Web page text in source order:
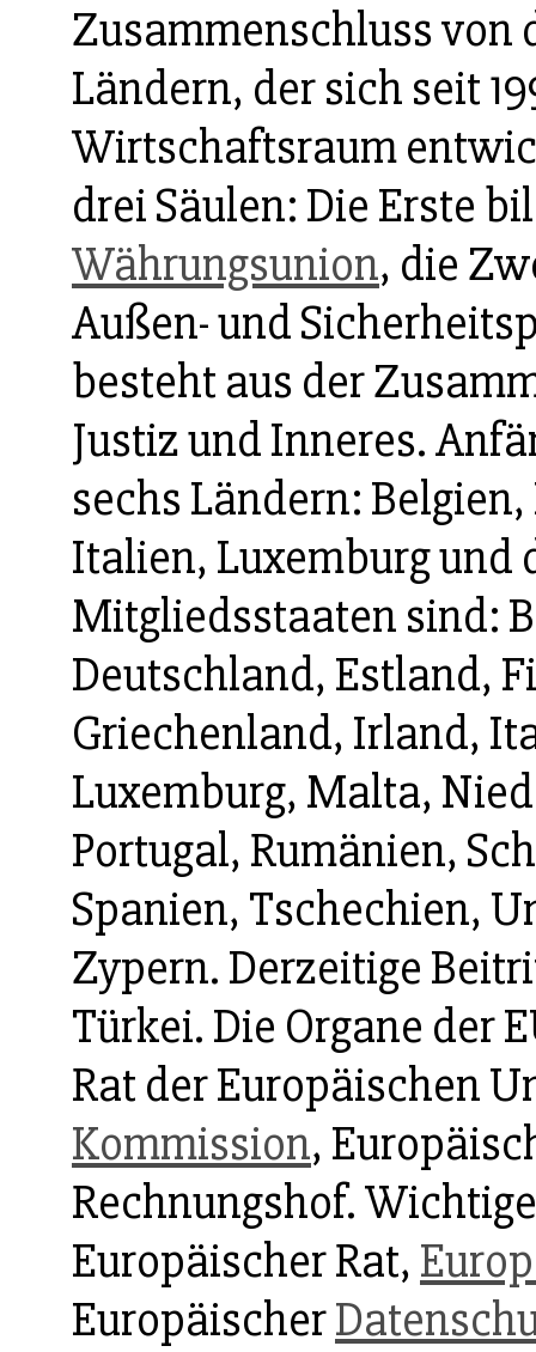
Zusammenschluss von
Ländern, der sich seit
Wirtschaftsraum
drei Säulen: Die Erste
Währungsunion, die
Außen- und
besteht aus der
Justiz und Inneres.
sechs Ländern:
Italien, Luxemburg und
Mitgliedsstaaten sind:
Deutschland, Estland,
Griechenland, Irland,
Luxemburg, Malta,
Portugal, Rumänien,
Spanien, Tschechien,
Zypern. Derzeitige
Türkei. Die Organe der
Rat der Europäischen
Kommission,
Rechnungshof.
Europäischer Rat,
Europäischer